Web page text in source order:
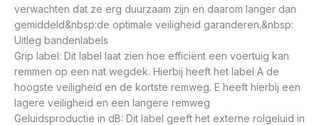
verwachten dat ze erg duurzaam zijn en daarom langer dan
gemiddeld&nbsp:de optimale veiligheid garanderen.&nbsp:
Uitleg bandenlabels
Grip label: Dit label laat zien hoe efficiënt een voertuig kan
remmen op een nat wegdek. Hierbij heeft het label A de
hoogste veiligheid en de kortste remweg. E heeft hierbij een
lagere veiligheid en een langere remweg
Geluidsproductie in dB: Dit label geeft het externe rolgeluid in